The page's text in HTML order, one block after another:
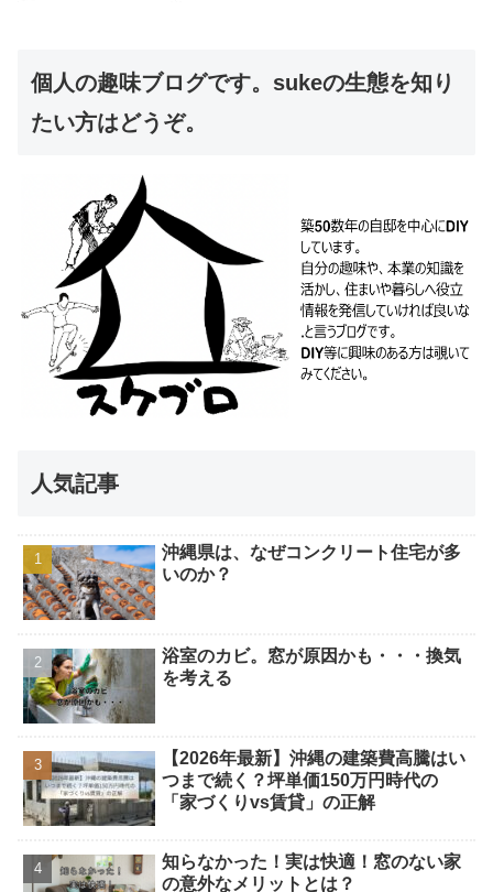
個人の趣味ブログです。sukeの生態を知り
たい方はどうぞ。
人気記事
沖縄県は、なぜコンクリート住宅が多
いのか？
浴室のカビ。窓が原因かも・・・換気
を考える
【2026年最新】沖縄の建築費高騰はい
つまで続く？坪単価150万円時代の
「家づくりvs賃貸」の正解
知らなかった！実は快適！窓のない家
の意外なメリットとは？